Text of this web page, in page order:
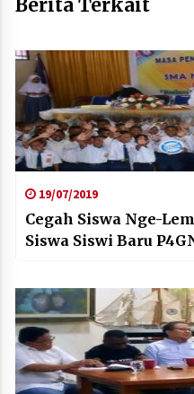
19/07/2019
Cegah Siswa Nge-
Siswa Siswi Baru